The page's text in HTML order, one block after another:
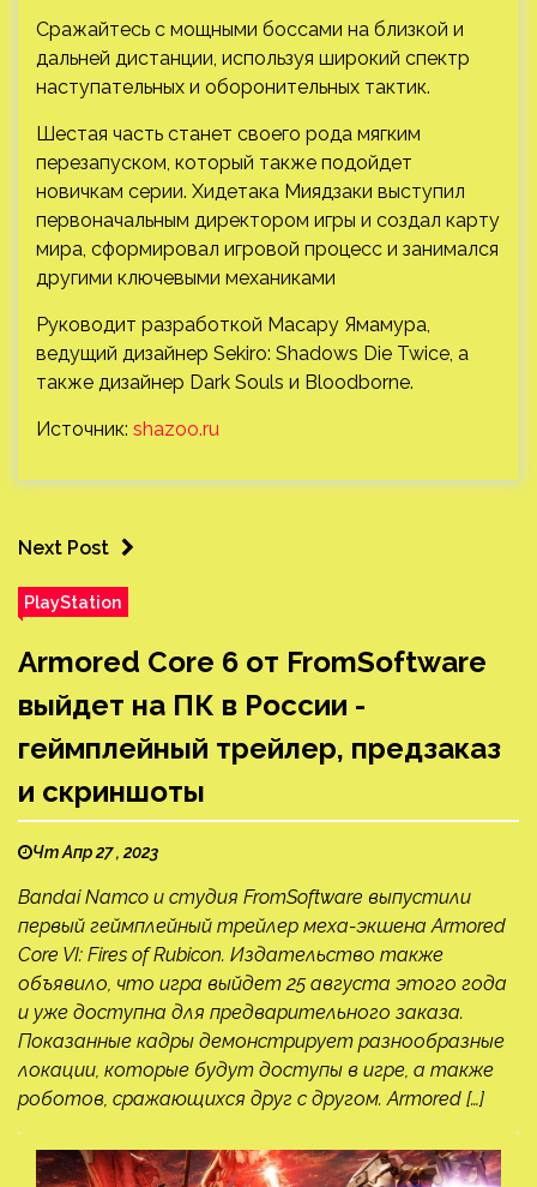
Сражайтесь с мощными боссами на близкой и
дальней дистанции, используя широкий спектр
наступательных и оборонительных тактик.
Шестая часть станет своего рода мягким
перезапуском, который также подойдет
новичкам серии. Хидетака Миядзаки выступил
первоначальным директором игры и создал карту
мира, сформировал игровой процесс и занимался
другими ключевыми механиками
Руководит разработкой Масару Ямамура,
ведущий дизайнер Sekiro: Shadows Die Twice, а
также дизайнер Dark Souls и Bloodborne.
Источник: shazoo.ru
Next Post
PlayStation
Armored Core 6 от FromSoftware
выйдет на ПК в России -
геймплейный трейлер, предзаказ
и скриншоты
Чт Апр 27 , 2023
Bandai Namco и студия FromSoftware выпустили
первый геймплейный трейлер меха-экшена Armored
Core VI: Fires of Rubicon. Издательство также
объявило, что игра выйдет 25 августа этого года
и уже доступна для предварительного заказа.
Показанные кадры демонстрирует разнообразные
локации, которые будут доступы в игре, а также
роботов, сражающихся друг с другом. Armored […]